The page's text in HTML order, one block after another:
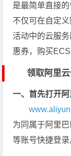
是最简单直接
不仅可在自定
活动中的云服
惠券，购买
领取阿里
一、首先打开阿
为同属于阿里
等账号快捷登录